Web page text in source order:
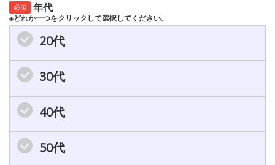
必須 年代
※どれか一つをクリックして選択してください。
20代
30代
40代
50代